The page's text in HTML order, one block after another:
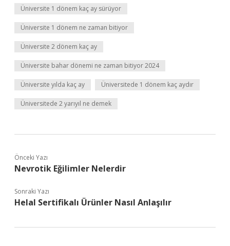
Üniversite 1 dönem kaç ay sürüyor
Üniversite 1 dönem ne zaman bitiyor
Üniversite 2 dönem kaç ay
Üniversite bahar dönemi ne zaman bitiyor 2024
Üniversite yılda kaç ay Üniversitede 1 dönem kaç aydır
Üniversitede 2 yarıyıl ne demek
Önceki Yazı
Nevrotik Eğilimler Nelerdir
Sonraki Yazı
Helal Sertifikalı Ürünler Nasıl Anlaşılır